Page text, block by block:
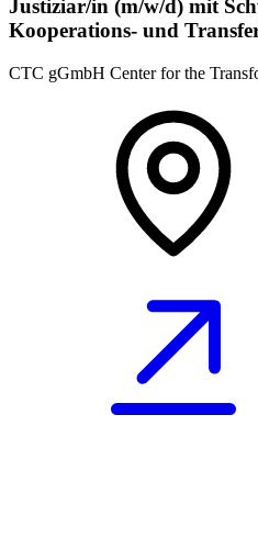
Justiziar/in (m/w/d) mit
Kooperations- und
CTC gGmbH Center for the